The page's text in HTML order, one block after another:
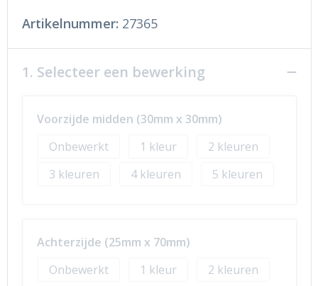
Artikelnummer: 27365
1. Selecteer een bewerking
Voorzijde midden (30mm x 30mm)
Onbewerkt
1
2
3
4 5
Achterzijde (25mm x 70mm)
Onbewerkt
1 2